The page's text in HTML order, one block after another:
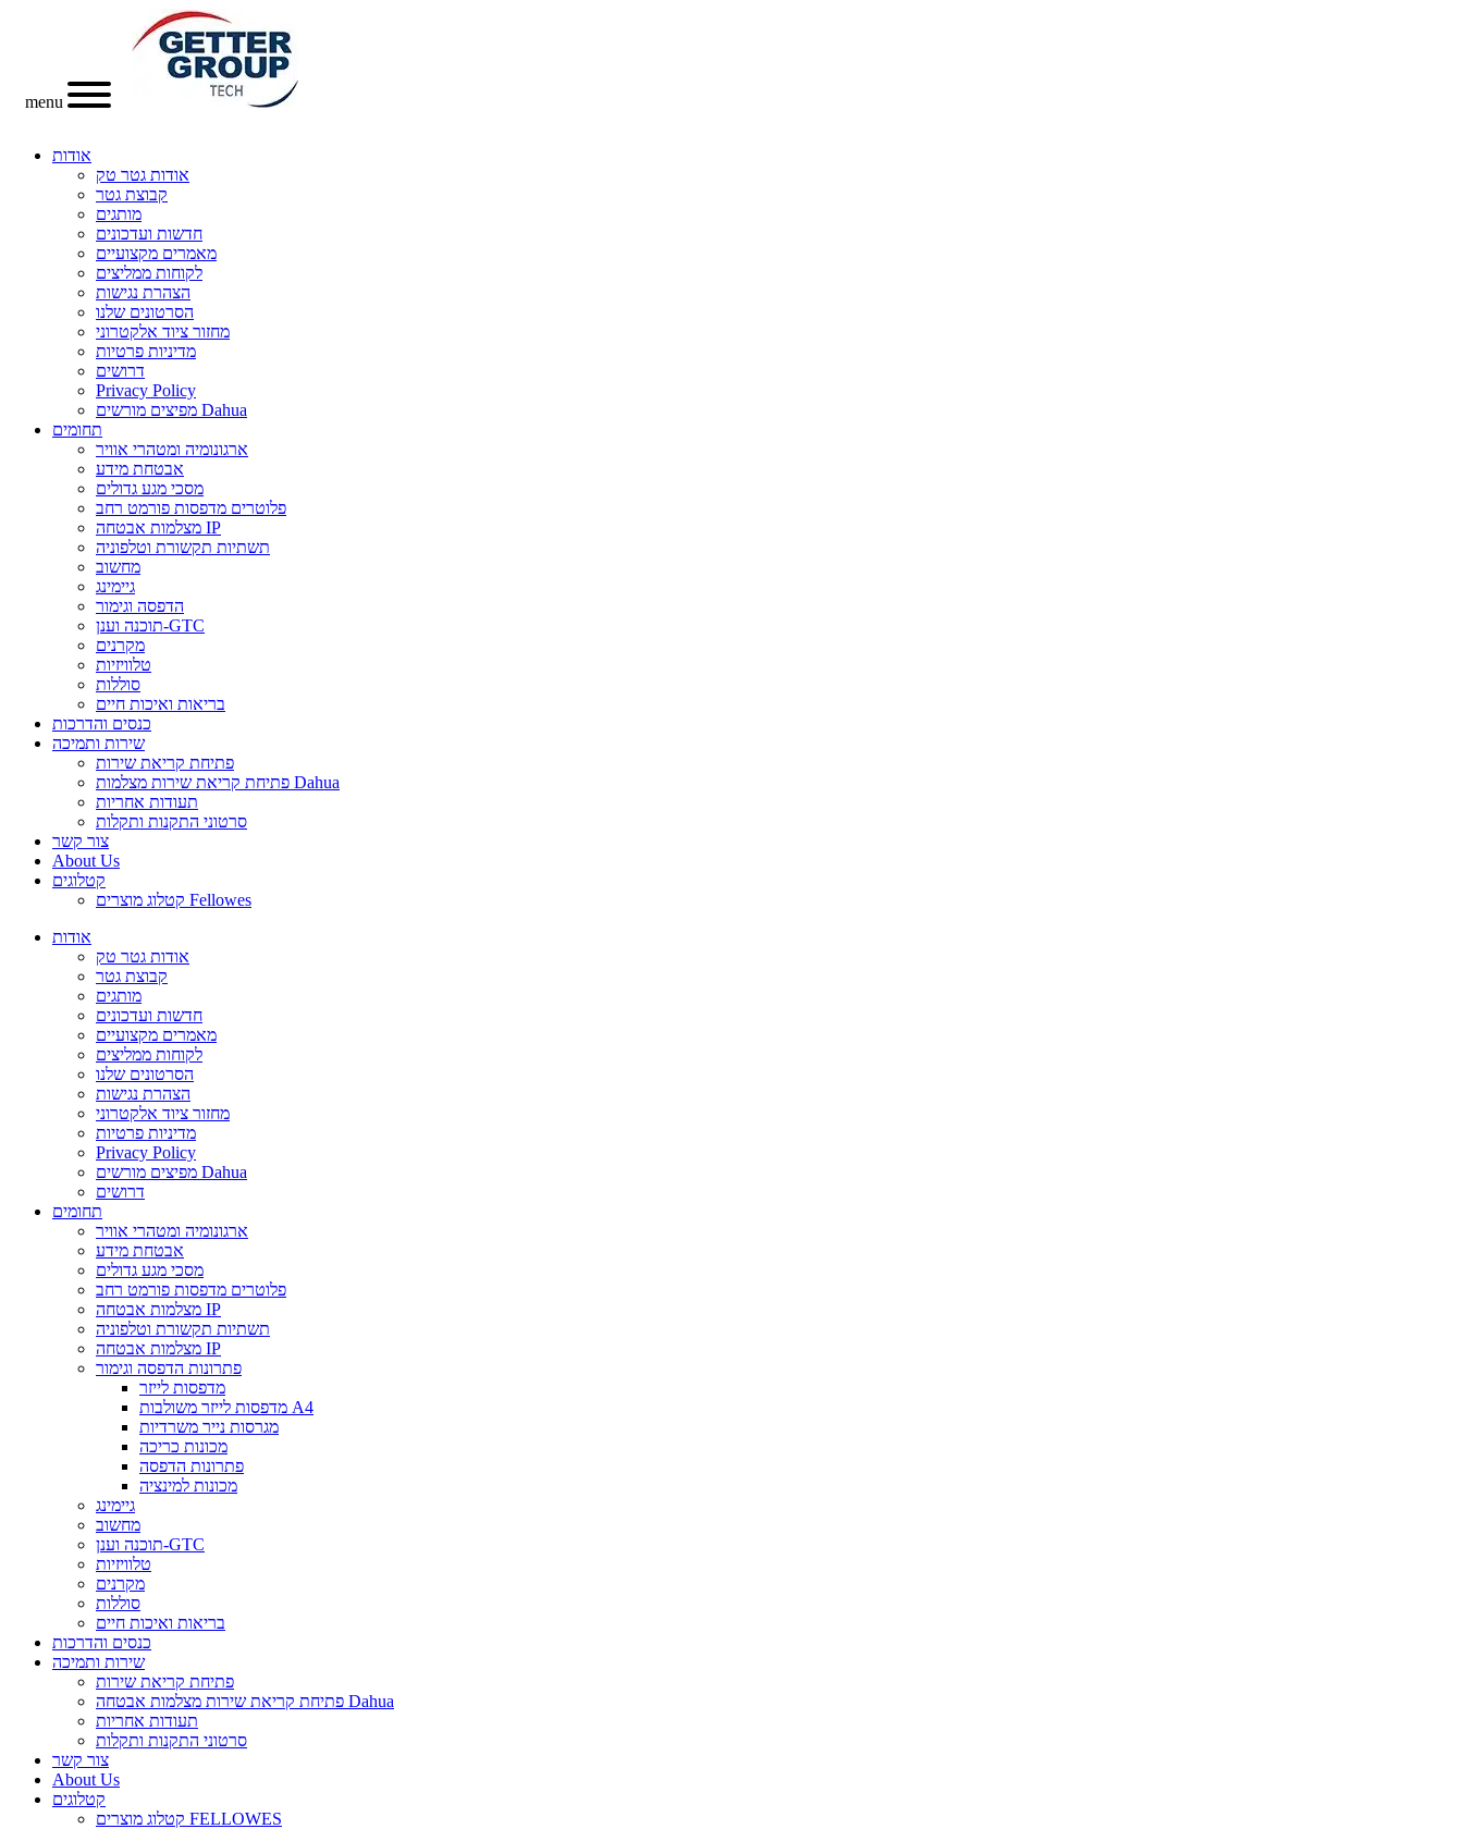
menu
אודות
אודות גטר טק
קבוצת גטר
מותגים
חדשות ועדכונים
מאמרים מקצועיים
לקוחות ממליצים
הצהרת נגישות
הסרטונים שלנו
מחזור ציוד אלקטרוני
מדיניות פרטיות
דרושים
Privacy Policy
מפיצים מורשים Dahua
תחומים
ארגונומיה ומטהרי אוויר
אבטחת מידע
מסכי מגע גדולים
פלוטרים מדפסות פורמט רחב
מצלמות אבטחה IP
תשתיות תקשורת וטלפוניה
מחשוב
גיימינג
הדפסה וגימור
תוכנה וענן-GTC
מקרנים
טלוויזיות
סוללות
בריאות ואיכות חיים
כנסים והדרכות
שירות ותמיכה
פתיחת קריאת שירות
פתיחת קריאת שירות מצלמות Dahua
תעודות אחריות
סרטוני התקנות ותקלות
צור קשר
About Us
קטלוגים
קטלוג מוצרים Fellowes
אודות
אודות גטר טק
קבוצת גטר
מותגים
חדשות ועדכונים
מאמרים מקצועיים
לקוחות ממליצים
הסרטונים שלנו
הצהרת נגישות
מחזור ציוד אלקטרוני
מדיניות פרטיות
Privacy Policy
מפיצים מורשים Dahua
דרושים
תחומים
ארגונומיה ומטהרי אוויר
אבטחת מידע
מסכי מגע גדולים
פלוטרים מדפסות פורמט רחב
מצלמות אבטחה IP
תשתיות תקשורת וטלפוניה
מצלמות אבטחה IP
פתרונות הדפסה וגימור
מדפסות לייזר
מדפסות לייזר משולבות A4
מגרסות נייר משרדיות
מכונות כריכה
פתרונות הדפסה
מכונות למינציה
גיימינג
מחשוב
תוכנה וענן-GTC
טלוויזיות
מקרנים
סוללות
בריאות ואיכות חיים
כנסים והדרכות
שירות ותמיכה
פתיחת קריאת שירות
פתיחת קריאת שירות מצלמות אבטחה Dahua
תעודות אחריות
סרטוני התקנות ותקלות
צור קשר
About Us
קטלוגים
קטלוג מוצרים FELLOWES